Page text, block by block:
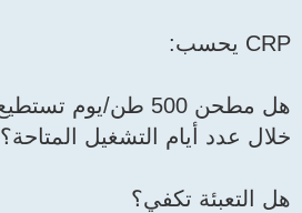
CRP يحسب:
خلال عدد أيام التشغيل المتاحة؟
هل التعبئة تكفي؟